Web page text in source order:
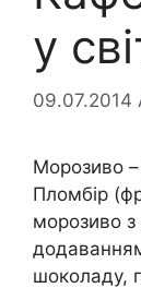
у
09.07.2014
Морозиво
Пломбір
морозиво з
додаванням
шоколаду,